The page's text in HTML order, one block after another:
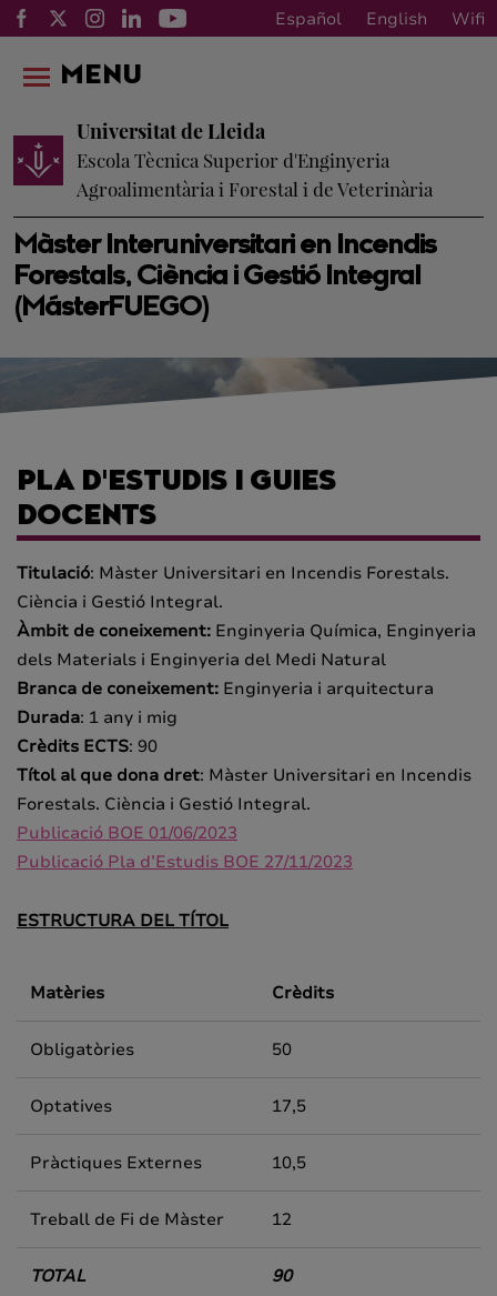
Español English Wifi
Màster Interuniversitari en Incendis
Forestals, Ciència i Gestió Integral
(MásterFUEGO)
Universitat de Lleida
Escola Tècnica Superior d'Enginyeria
Agroalimentària i Forestal i de Veterinària
MENU
PLA D'ESTUDIS I GUIES
DOCENTS
Titulació: Màster Universitari en Incendis Forestals.
Ciència i Gestió Integral.
Àmbit de coneixement: Enginyeria Química, Enginyeria
dels Materials i Enginyeria del Medi Natural
Branca de coneixement: Enginyeria i arquitectura
Durada: 1 any i mig
Crèdits ECTS: 90
Títol al que dona dret: Màster Universitari en Incendis
Forestals. Ciència i Gestió Integral.
Publicació BOE 01/06/2023
Publicació Pla d’Estudis BOE 27/11/2023
ESTRUCTURA DEL TÍTOL
Matèries Crèdits
Obligatòries 50
Optatives 17,5
Pràctiques Externes 10,5
Treball de Fi de Màster 12
TOTAL 90